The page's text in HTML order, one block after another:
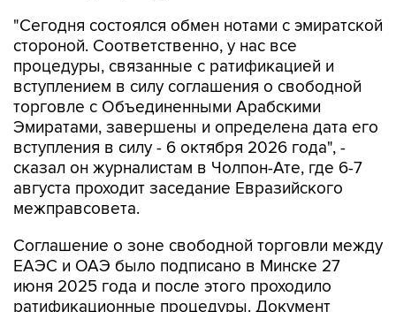
процедуры, связанные с ратификацией и
вступлением в силу соглашения о свободной
торговле с Объединенными Арабскими
Эмиратами, завершены и определена дата его
вступления в силу - 6 октября 2026 года", -
сказал он журналистам в Чолпон-Ате, где 6-7
августа проходит заседание Евразийского
межправсовета.
Соглашение о зоне свободной торговли между
июня 2025 года и после этого проходило
ратификационные процедуры. Документ
формирует основные правила торговли,